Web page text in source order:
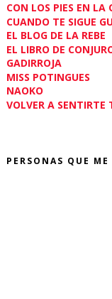
CON LOS PIES EN LA
CUANDO TE SIGUE
EL BLOG DE LA REBE
EL LIBRO DE
GADIRROJA
MISS POTINGUES
NAOKO
VOLVER A SENTIRTE
PERSONAS QUE